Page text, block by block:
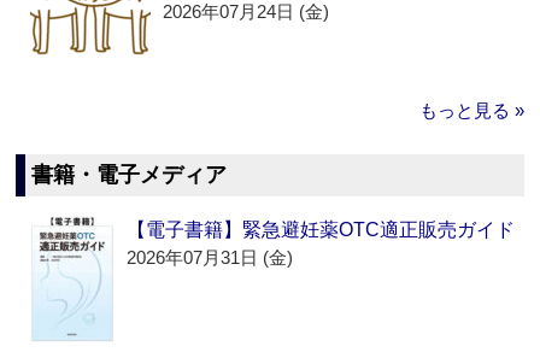
2026年07月24日 (金)
もっと見る »
書籍・電子メディア
【電子書籍】緊急避妊薬OTC適正販売ガイド
2026年07月31日 (金)